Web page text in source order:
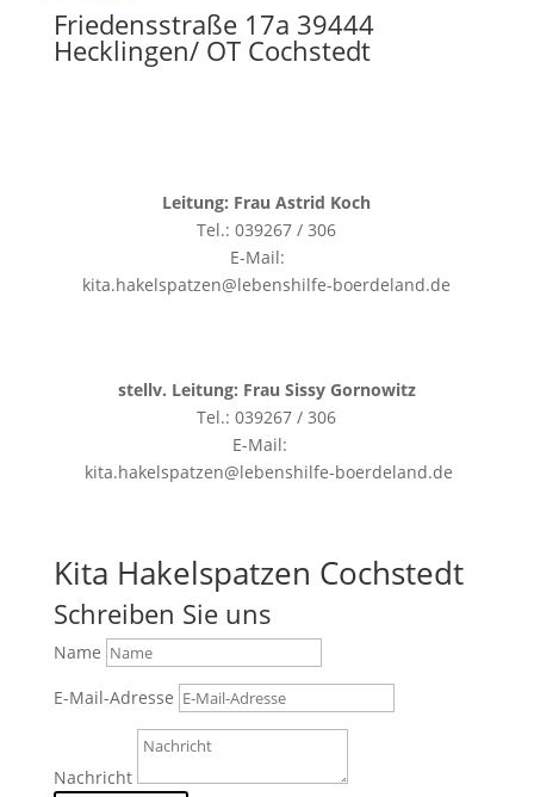
Friedensstraße 17a 39444
Hecklingen/ OT Cochstedt
Leitung: Frau Astrid Koch
Tel.: 039267 / 306
E-Mail:
kita.hakelspatzen@lebenshilfe-boerdeland.de
stellv. Leitung: Frau Sissy Gornowitz
Tel.: 039267 / 306
E-Mail:
kita.hakelspatzen@lebenshilfe-boerdeland.de
Kita Hakelspatzen Cochstedt
Schreiben Sie uns
Name
E-Mail-Adresse
Nachricht